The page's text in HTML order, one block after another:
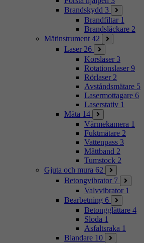
Brandskydd 3
Brandfiltar 1
Brandsläckare 2
Mätinstrument 42
Laser 26
Korslaser 3
Rotationslaser 9
Rörlaser 2
Avståndsmätare 5
Lasermottagare 6
Laserstativ 1
Mäta 14
Värmekamera 1
Fuktmätare 2
Vattenpass 3
Måttband 2
Tumstock 2
Gjuta och mura 62
Betongvibrator 7
Valvvibrator 1
Bearbetning 6
Betongglättare 4
Sloda 1
Asfaltsraka 1
Blandare 10